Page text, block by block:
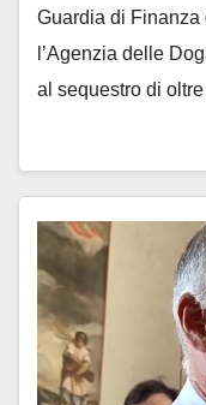
Guardia di Finanza
l’Agenzia delle
al sequestro di